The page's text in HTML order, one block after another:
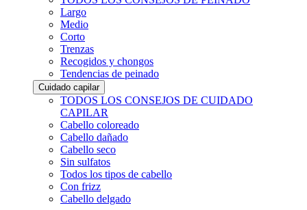
Largo
Medio
Corto
Trenzas
Recogidos y chongos
Tendencias de peinado
Cuidado capilar
TODOS LOS CONSEJOS DE CUIDADO
CAPILAR
Cabello coloreado
Cabello dañado
Cabello seco
Sin sulfatos
Todos los tipos de cabello
Con frizz
Cabello delgado